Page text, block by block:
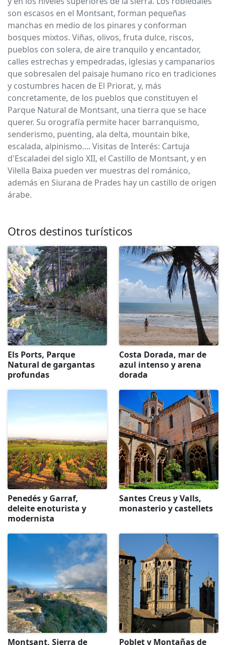
son escasos en el Montsant, forman pequeñas
manchas en medio de los pinares y conforman
bosques mixtos. Viñas, olivos, fruta dulce, riscos,
pueblos con solera, de aire tranquilo y encantador,
calles estrechas y empedradas, iglesias y campanarios
que sobresalen del paisaje humano rico en tradiciones
y costumbres hacen de El Priorat, y, más
concretamente, de los pueblos que constituyen el
Parque Natural de Montsant, una tierra que se hace
querer. Su orografía permite hacer barranquismo,
senderismo, puenting, ala delta, mountain bike,
escalada, alpinismo.... Visitas de Interés: Cartuja
d'Escaladei del siglo XII, el Castillo de Montsant, y en
Vilella Baixa pueden ver muestras del románico,
además en Siurana de Prades hay un castillo de origen
árabe.
Otros destinos turísticos
Els Ports, Parque
Natural de gargantas
profundas
Costa Dorada, mar de
azul intenso y arena
dorada
Penedés y Garraf,
deleite enoturista y
modernista
Santes Creus y Valls,
monasterio y castellets
Montsant, Sierra de
Poblet y Montañas de